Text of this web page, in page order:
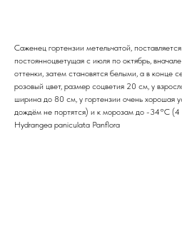
Саженец гортензии метельчатой,
постоянноцветущая с июля по октябрь,
оттенки, затем становятся белыми, а в конце
розовый цвет, размер соцветия 20 см, у
ширина до 80 см, у гортензии очень хорошая
дождём не портятся) и к морозам до -34°C (4
Hydrangea paniculata Panflora